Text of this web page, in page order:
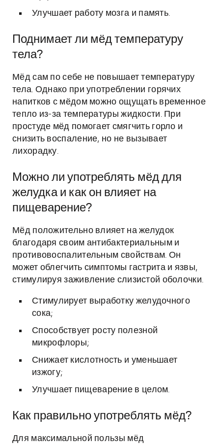
Улучшает работу мозга и память.
Поднимает ли мёд температуру
тела?
Мёд сам по себе не повышает температуру
тела. Однако при употреблении горячих
напитков с мёдом можно ощущать временное
тепло из-за температуры жидкости. При
простуде мёд помогает смягчить горло и
снизить воспаление, но не вызывает
лихорадку.
Можно ли употреблять мёд для
желудка и как он влияет на
пищеварение?
Мёд положительно влияет на желудок
благодаря своим антибактериальным и
противовоспалительным свойствам. Он
может облегчить симптомы гастрита и язвы,
стимулируя заживление слизистой оболочки.
Стимулирует выработку желудочного
сока;
Способствует росту полезной
микрофлоры;
Снижает кислотность и уменьшает
изжогу;
Улучшает пищеварение в целом.
Как правильно употреблять мёд?
Для максимальной пользы мёд